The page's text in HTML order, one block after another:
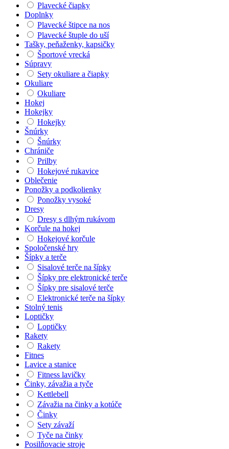
Plavecké čiapky
Doplnky
Plavecké štipce na nos
Plavecké štuple do uší
Tašky, peňaženky, kapsičky
Športové vrecká
Súpravy
Sety okuliare a čiapky
Okuliare
Okuliare
Hokej
Hokejky
Hokejky
Šnúrky
Šnúrky
Chrániče
Prilby
Hokejové rukavice
Oblečenie
Ponožky a podkolienky
Ponožky vysoké
Dresy
Dresy s dlhým rukávom
Korčule na hokej
Hokejové korčule
Spoločenské hry
Šípky a terče
Sisalové terče na šípky
Šípky pre elektronické terče
Šípky pre sisalové terče
Elektronické terče na šípky
Stolný tenis
Loptičky
Loptičky
Rakety
Rakety
Fitnes
Lavice a stanice
Fitness lavičky
Činky, závažia a tyče
Kettlebell
Závažia na činky a kotúče
Činky
Sety závaží
Tyče na činky
Posilňovacie stroje